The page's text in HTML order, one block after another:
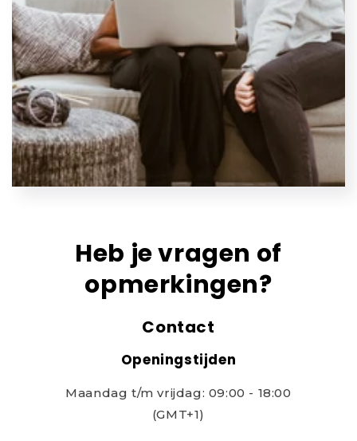
Heb je vragen of
opmerkingen?
Contact
Openingstijden
Maandag t/m vrijdag: 09:00 - 18:00
(GMT+1)